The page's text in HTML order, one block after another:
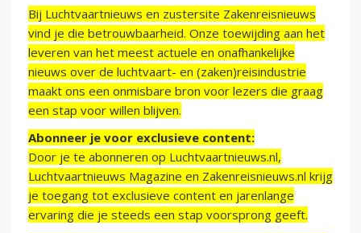
Bij Luchtvaartnieuws en zustersite Zakenreisnieuws
vind je die betrouwbaarheid. Onze toewijding aan het
leveren van het meest actuele en onafhankelijke
nieuws over de luchtvaart- en (zaken)reisindustrie
maakt ons een onmisbare bron voor lezers die graag
een stap voor willen blijven.
Abonneer je voor exclusieve content:
Door je te abonneren op Luchtvaartnieuws.nl,
Luchtvaartnieuws Magazine en Zakenreisnieuws.nl krijg
je toegang tot exclusieve content en jarenlange
ervaring die je steeds een stap voorsprong geeft.